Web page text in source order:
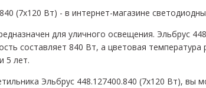
(7х120 Вт) - в интернет-магазине
для уличного освещения. Эльбрус
составляет 840 Вт, а цветовая температура
5 лет.
Эльбрус 448.127400.840 (7х120 Вт), вы